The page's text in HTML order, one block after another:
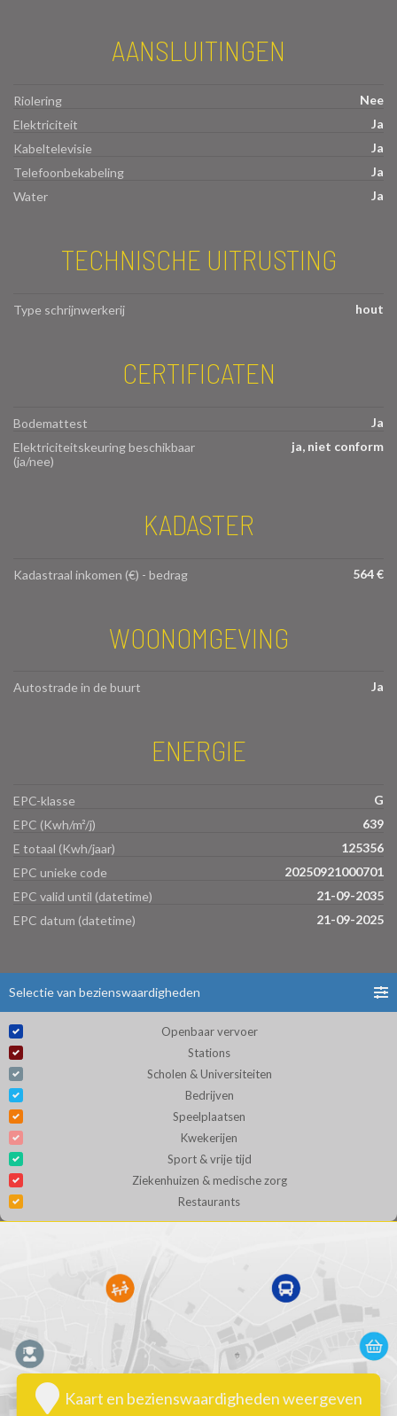
AANSLUITINGEN
Riolering
Nee
Elektriciteit
Ja
Kabeltelevisie
Ja
Telefoonbekabeling
Ja
Water
Ja
TECHNISCHE UITRUSTING
Type schrijnwerkerij hout
CERTIFICATEN
Bodemattest
Ja
Elektriciteitskeuring beschikbaar
(ja/nee)
ja, niet conform
KADASTER
Kadastraal inkomen (€) - bedrag 564 €
WOONOMGEVING
Autostrade in de buurt Ja
ENERGIE
EPC-klasse
G
EPC (Kwh/m²/j)
639
E totaal (Kwh/jaar)
125356
EPC unieke code
20250921000701
EPC valid until (datetime)
21-09-2035
EPC datum (datetime)
21-09-2025
Selectie van bezienswaardigheden
Openbaar vervoer
Stations
Scholen & Universiteiten
Bedrijven
Speelplaatsen
Kwekerijen
Sport & vrije tijd
Ziekenhuizen & medische zorg
Restaurants
Kaart en bezienswaardigheden weergeven